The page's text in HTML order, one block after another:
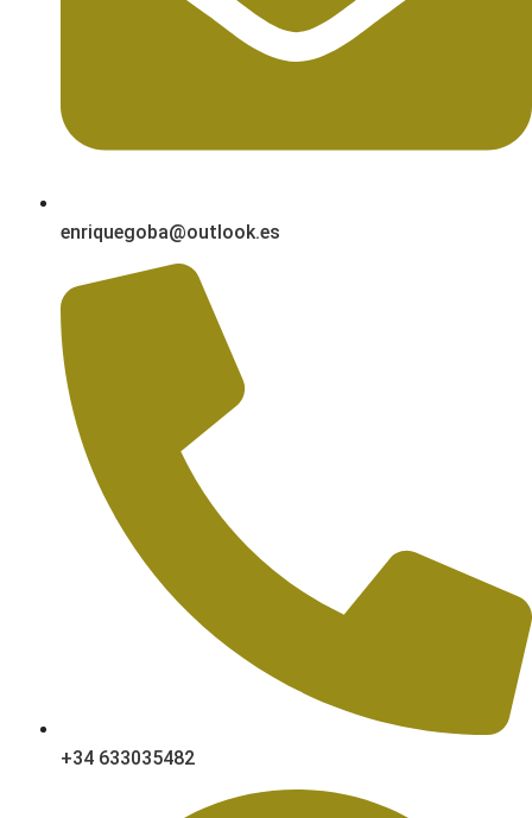
enriquegoba@outlook.es
+34 633035482